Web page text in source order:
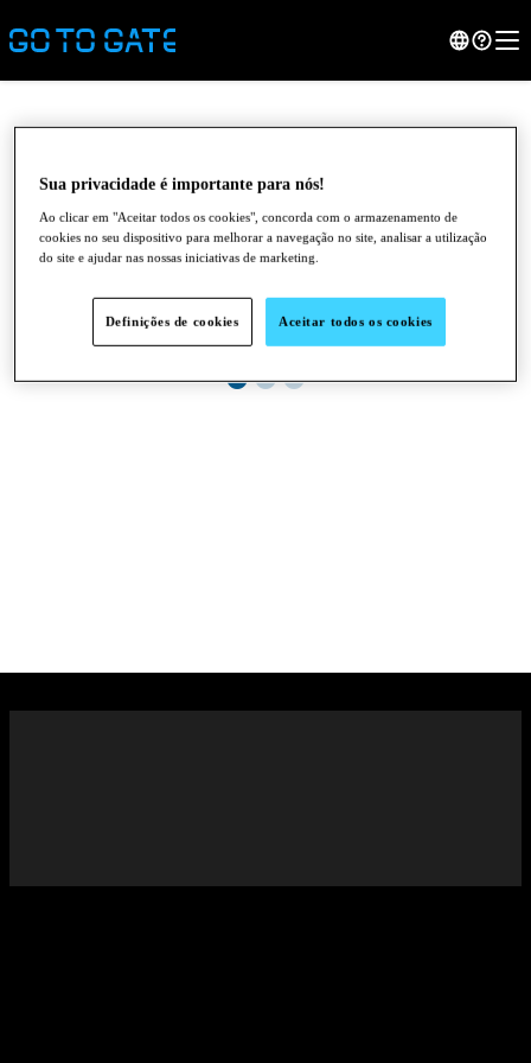
●●●
Sua privacidade é importante para nós!
Ao clicar em "Aceitar todos os cookies", concorda com o armazenamento de
cookies no seu dispositivo para melhorar a navegação no site, analisar a utilização
do site e ajudar nas nossas iniciativas de marketing.
Aceitar todos os cookies
Definições de cookies